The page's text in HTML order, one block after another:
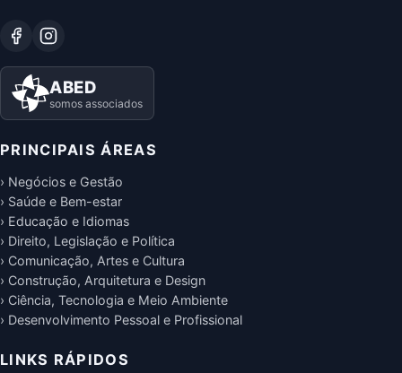
ABED
somos associados
PRINCIPAIS ÁREAS
› Negócios e Gestão
› Saúde e Bem-estar
› Educação e Idiomas
› Direito, Legislação e Política
› Comunicação, Artes e Cultura
› Construção, Arquitetura e Design
› Ciência, Tecnologia e Meio Ambiente
› Desenvolvimento Pessoal e Profissional
LINKS RÁPIDOS